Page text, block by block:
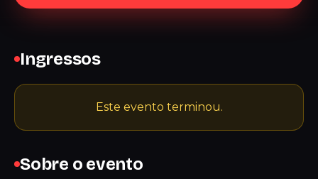
Sobre o evento
Ingressos
Este evento terminou.